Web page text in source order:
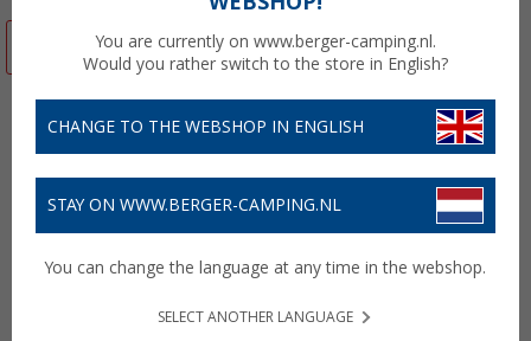
You are currently on www.berger-camping.nl.
Would you rather switch to the store in English?
CHANGE TO THE WEBSHOP IN ENGLISH
STAY ON WWW.BERGER-CAMPING.NL
You can change the language at any time in the webshop.
SELECT ANOTHER LANGUAGE